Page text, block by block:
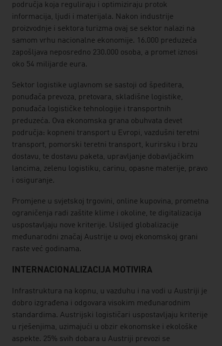
područja koja reguliraju i optimiziraju protok
informacija, ljudi i materijala. Nakon industrije
proizvodnje i sektora turizma ovaj se sektor nalazi na
samom vrhu nacionalne ekonomije. 16.000 preduzeća
zapošljava neposredno 230.000 osoba, a promet iznosi
oko 54 milijarde eura.
Sektor logistike uglavnom se sastoji od špeditera,
ponuđača prevoza, pretovara, skladišne logistike,
ponuđača logističke tehnologije i transportnih
preduzeća. Ova ekonomska grana obuhvata devet
područja: kopneni transport u Evropi, vazdušni teretni
transport, pomorski teretni transport, kurirsku i brzu
dostavu, te dostavu paketa, upravljanje dobavljačkim
lancima, zelenu logistiku, carinu, opasne materije, pravo
i osiguranje.
Promjene u svjetskoj trgovini, online kupovina, prometna
ograničenja radi zaštite klime i okoline, te digitalizacija
uspostavljaju nove kriterije. Uslijed globalizacije
međunarodni značaj Austrije u ovoj ekonomskoj grani
raste već godinama.
INTERNACIONALIZACIJA MOTIVIRA
Infrastruktura na kopnu, u vazduhu i na vodi u Austriji je
dobro izgrađena i odgovara visokim međunarodnim
standardima. Austrijski logističari uspostavljaju kriterije
u rješenjima, uzimajući u obzir ekonomske i ekološke
aspekte. 25% svih dobara u Austriji prevozi se